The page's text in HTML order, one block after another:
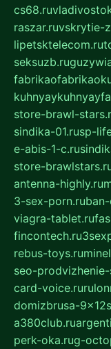
cs68.ru
raszar.ruvskrytie-
lipetsktelecom.ru
seksuzb.ru
store-brawl-
sindika-01.rusp-
e-abis-1-c.ru
store-
antenna-highly.ru
3-sex-porn.ru
viagra-tablet.ru
fincontech.ru
rebus-toys.ru
seo-
card-voice.ru
domizbrusa-
a380club.ru
perk-oka.rug-